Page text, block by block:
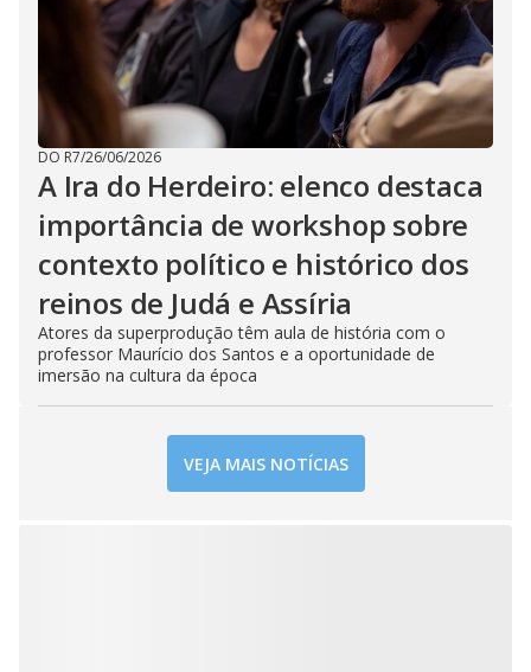
DO R7/26/06/2026
A Ira do Herdeiro: elenco destaca
importância de workshop sobre
contexto político e histórico dos
reinos de Judá e Assíria
Atores da superprodução têm aula de história com o
professor Maurício dos Santos e a oportunidade de
imersão na cultura da época
VEJA MAIS NOTÍCIAS